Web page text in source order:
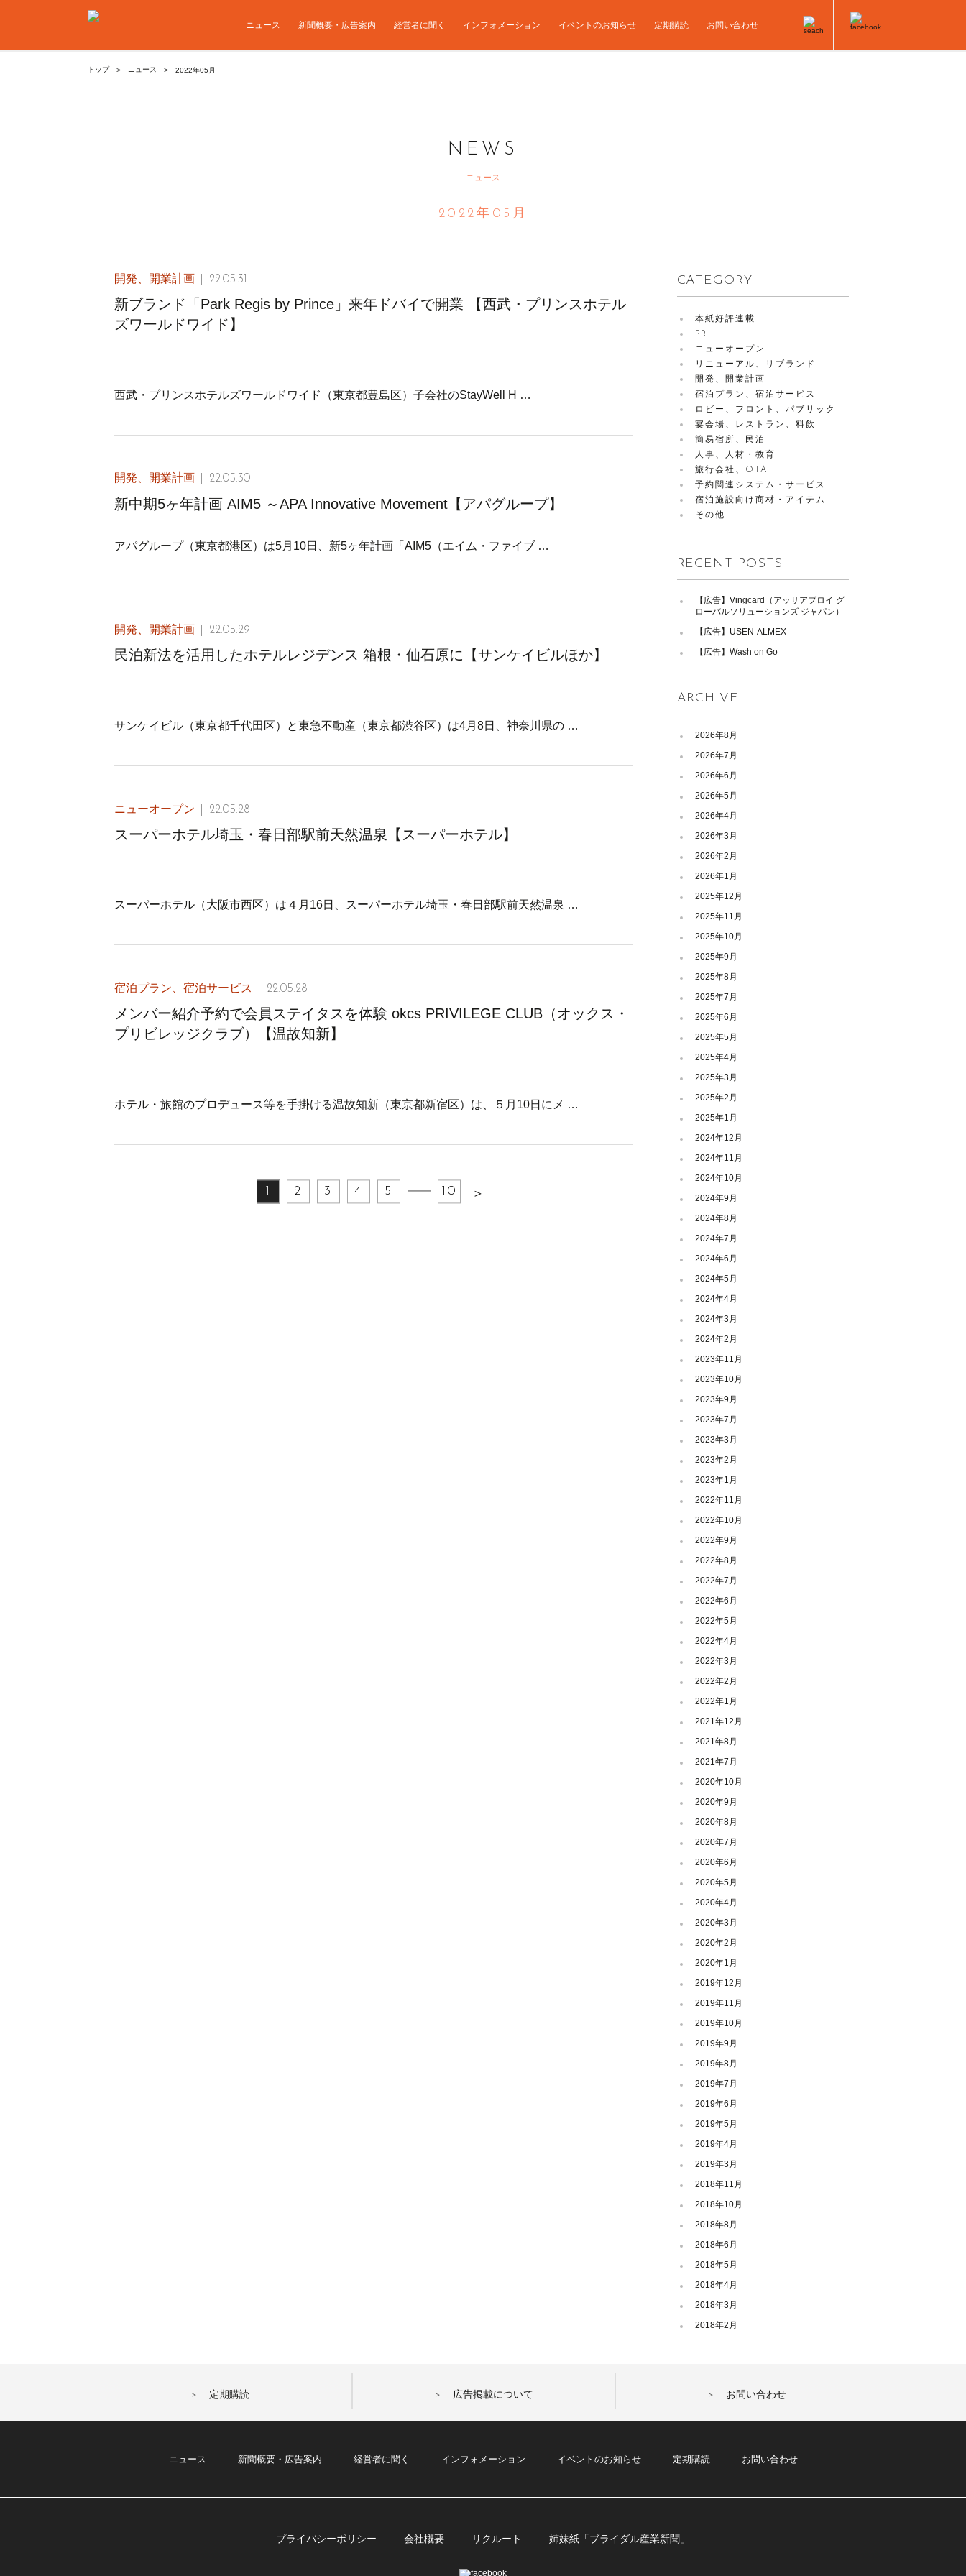
ニュース 新聞概要・広告案内 経営者に聞く インフォメーション イベントのお知らせ 定期購読 お問い合わせ
トップ ニュース 2022年05月
NEWS
ニュース
2022年05月
開発、開業計画 22.05.31
新ブランド「Park Regis by Prince」来年ドバイで開業 【西武・プリンスホテル
ズワールドワイド】
西武・プリンスホテルズワールドワイド（東京都豊島区）子会社のStayWell H …
開発、開業計画 22.05.30
新中期5ヶ年計画 AIM5 ～APA Innovative Movement【アパグループ】
アパグループ（東京都港区）は5月10日、新5ヶ年計画「AIM5（エイム・ファイブ …
開発、開業計画 22.05.29
民泊新法を活用したホテルレジデンス 箱根・仙石原に【サンケイビルほか】
サンケイビル（東京都千代田区）と東急不動産（東京都渋谷区）は4月8日、神奈川県の …
ニューオープン 22.05.28
スーパーホテル埼玉・春日部駅前天然温泉【スーパーホテル】
スーパーホテル（大阪市西区）は４月16日、スーパーホテル埼玉・春日部駅前天然温泉 …
宿泊プラン、宿泊サービス 22.05.28
メンバー紹介予約で会員ステイタスを体験 okcs PRIVILEGE CLUB（オックス・
プリビレッジクラブ）【温故知新】
ホテル・旅館のプロデュース等を手掛ける温故知新（東京都新宿区）は、５月10日にメ …
1 2 3 4 5 10 ＞
CATEGORY
本紙好評連載
PR
ニューオープン
リニューアル、リブランド
開発、開業計画
宿泊プラン、宿泊サービス
ロビー、フロント、パブリック
宴会場、レストラン、料飲
簡易宿所、民泊
人事、人材・教育
旅行会社、OTA
予約関連システム・サービス
宿泊施設向け商材・アイテム
その他
RECENT POSTS
【広告】Vingcard（アッサアブロイ グ
ローバルソリューションズ ジャパン）
【広告】USEN-ALMEX
【広告】Wash on Go
ARCHIVE
2026年8月
2026年7月
2026年6月
2026年5月
2026年4月
2026年3月
2026年2月
2026年1月
2025年12月
2025年11月
2025年10月
2025年9月
2025年8月
2025年7月
2025年6月
2025年5月
2025年4月
2025年3月
2025年2月
2025年1月
2024年12月
2024年11月
2024年10月
2024年9月
2024年8月
2024年7月
2024年6月
2024年5月
2024年4月
2024年3月
2024年2月
2023年11月
2023年10月
2023年9月
2023年7月
2023年3月
2023年2月
2023年1月
2022年11月
2022年10月
2022年9月
2022年8月
2022年7月
2022年6月
2022年5月
2022年4月
2022年3月
2022年2月
2022年1月
2021年12月
2021年8月
2021年7月
2020年10月
2020年9月
2020年8月
2020年7月
2020年6月
2020年5月
2020年4月
2020年3月
2020年2月
2020年1月
2019年12月
2019年11月
2019年10月
2019年9月
2019年8月
2019年7月
2019年6月
2019年5月
2019年4月
2019年3月
2018年11月
2018年10月
2018年8月
2018年6月
2018年5月
2018年4月
2018年3月
2018年2月
定期購読 広告掲載について お問い合わせ
ニュース 新聞概要・広告案内 経営者に聞く インフォメーション イベントのお知らせ 定期購読 お問い合わせ
プライバシーポリシー 会社概要 リクルート 姉妹紙「ブライダル産業新聞」